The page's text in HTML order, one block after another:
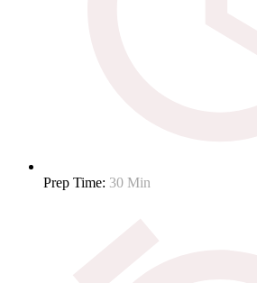
Prep Time: 30 Min